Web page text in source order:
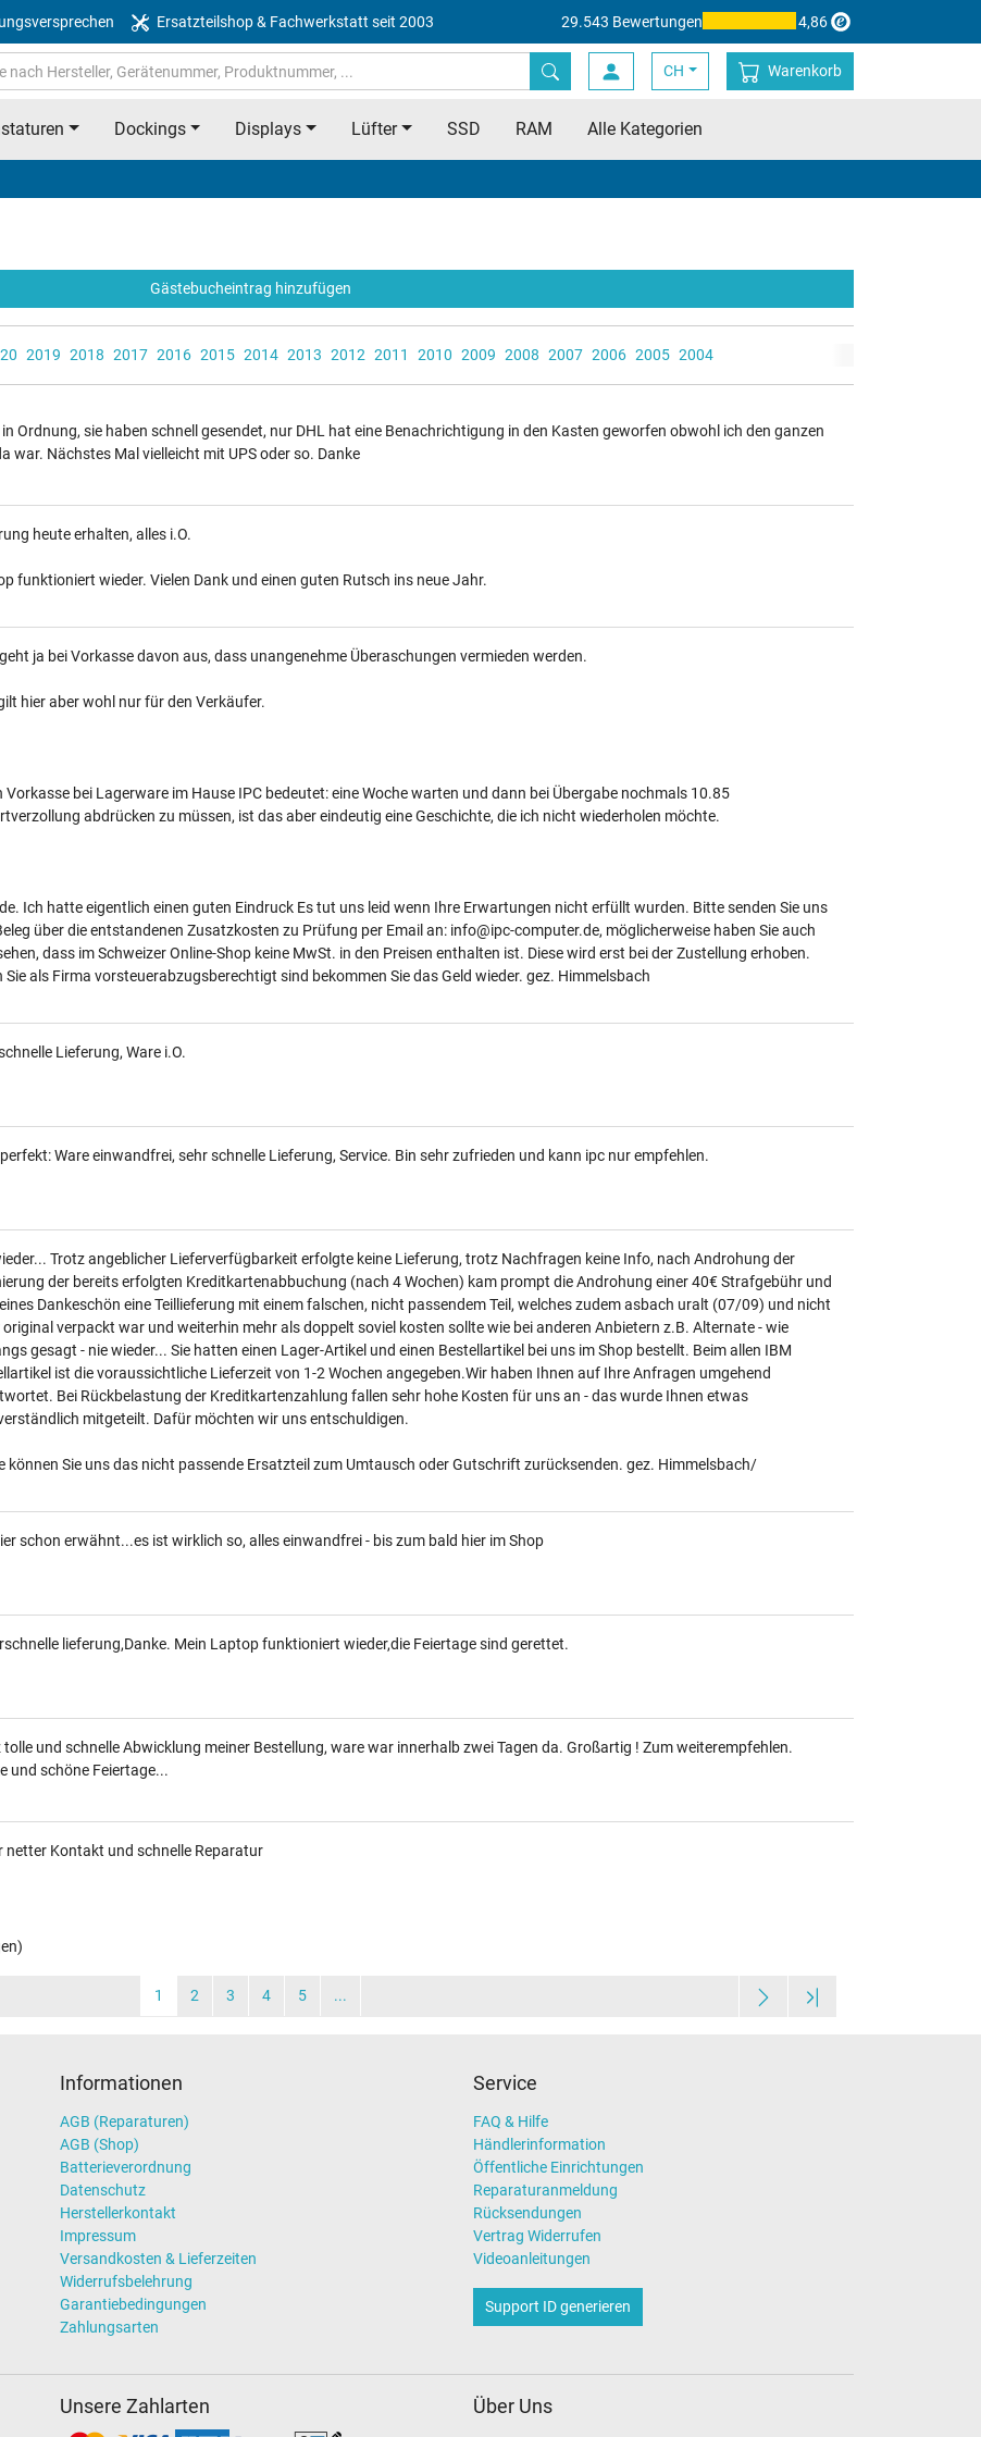
Ersatzteilshop & Fachwerkstatt seit 2003 29.543 Bewertungen 4,86
CH Warenkorb
Dockings Displays Lüfter SSD RAM Alle Kategorien
Gästebucheintrag hinzufügen
2019 2018 2017 2016 2015 2014 2013 2012 2011 2010 2009 2008 2007 2006 2005 2004
Ordnung, sie haben schnell gesendet, nur DHL hat eine Benachrichtigung in den Kasten geworfen obwohl ich den ganzen
war. Nächstes Mal vielleicht mit UPS oder so. Danke
heute erhalten, alles i.O.
funktioniert wieder. Vielen Dank und einen guten Rutsch ins neue Jahr.
ja bei Vorkasse davon aus, dass unangenehme Überaschungen vermieden werden.
hier aber wohl nur für den Verkäufer.
Vorkasse bei Lagerware im Hause IPC bedeutet: eine Woche warten und dann bei Übergabe nochmals 10.85
abdrücken zu müssen, ist das aber eindeutig eine Geschichte, die ich nicht wiederholen möchte.
Ich hatte eigentlich einen guten Eindruck Es tut uns leid wenn Ihre Erwartungen nicht erfüllt wurden. Bitte senden Sie uns
über die entstandenen Zusatzkosten zu Prüfung per Email an: info@ipc-computer.de, möglicherweise haben Sie auch
dass im Schweizer Online-Shop keine MwSt. in den Preisen enthalten ist. Diese wird erst bei der Zustellung erhoben.
Sie als Firma vorsteuerabzugsberechtigt sind bekommen Sie das Geld wieder. gez. Himmelsbach
Lieferung, Ware i.O.
Ware einwandfrei, sehr schnelle Lieferung, Service. Bin sehr zufrieden und kann ipc nur empfehlen.
Trotz angeblicher Lieferverfügbarkeit erfolgte keine Lieferung, trotz Nachfragen keine Info, nach Androhung der
der bereits erfolgten Kreditkartenabbuchung (nach 4 Wochen) kam prompt die Androhung einer 40€ Strafgebühr und
Dankeschön eine Teillieferung mit einem falschen, nicht passendem Teil, welches zudem asbach uralt (07/09) und nicht
original verpackt war und weiterhin mehr als doppelt soviel kosten sollte wie bei anderen Anbietern z.B. Alternate - wie
gesagt - nie wieder... Sie hatten einen Lager-Artikel und einen Bestellartikel bei uns im Shop bestellt. Beim allen IBM
ist die voraussichtliche Lieferzeit von 1-2 Wochen angegeben.Wir haben Ihnen auf Ihre Anfragen umgehend
Bei Rückbelastung der Kreditkartenzahlung fallen sehr hohe Kosten für uns an - das wurde Ihnen etwas
mitgeteilt. Dafür möchten wir uns entschuldigen.
können Sie uns das nicht passende Ersatzteil zum Umtausch oder Gutschrift zurücksenden. gez. Himmelsbach/
schon erwähnt...es ist wirklich so, alles einwandfrei - bis zum bald hier im Shop
lieferung,Danke. Mein Laptop funktioniert wieder,die Feiertage sind gerettet.
tolle und schnelle Abwicklung meiner Bestellung, ware war innerhalb zwei Tagen da. Großartig ! Zum weiterempfehlen.
und schöne Feiertage...
netter Kontakt und schnelle Reparatur
1 2 3 4 5 ...
Informationen
AGB (Reparaturen)
AGB (Shop)
Batterieverordnung
Datenschutz
Herstellerkontakt
Impressum
Versandkosten & Lieferzeiten
Widerrufsbelehrung
Garantiebedingungen
Zahlungsarten
Service
FAQ & Hilfe
Händlerinformation
Öffentliche Einrichtungen
Reparaturanmeldung
Rücksendungen
Vertrag Widerrufen
Videoanleitungen
Support ID generieren
Über Uns
Unsere Zahlarten